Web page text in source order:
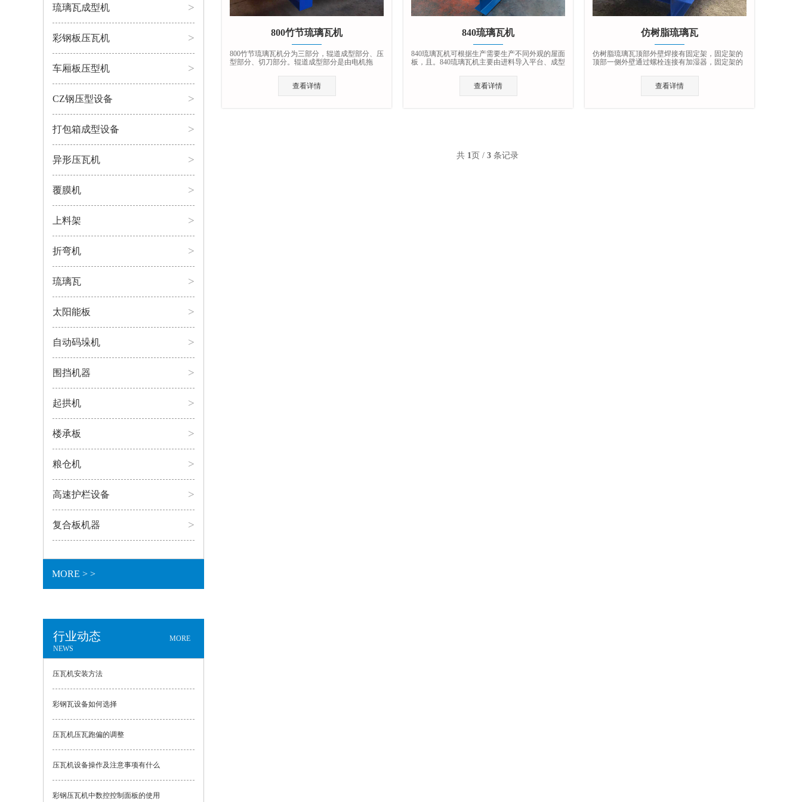
琉璃瓦成型机 >
彩钢板压瓦机 >
车厢板压型机 >
CZ钢压型设备 >
打包箱成型设备 >
异形压瓦机 >
覆膜机 >
上料架 >
折弯机 >
琉璃瓦 >
太阳能板 >
自动码垛机 >
围挡机器 >
起拱机 >
楼承板 >
粮仓机 >
高速护栏设备 >
复合板机器 >
MORE > >
行业动态
NEWS
MORE
压瓦机安装方法
彩钢瓦设备如何选择
压瓦机压瓦跑偏的调整
压瓦机设备操作及注意事项有什么
彩钢压瓦机中数控控制面板的使用
800竹节琉璃瓦机
800竹节琉璃瓦机分为三部分，辊道成型部分、压
型部分、切刀部分。辊道成型部分是由电机拖
查看详情
840琉璃瓦机
840琉璃瓦机可根据生产需要生产不同外观的屋面
板，且。840琉璃瓦机主要由进料导入平台、成型
查看详情
仿树脂琉璃瓦
仿树脂琉璃瓦顶部外壁焊接有固定架，固定架的
顶部一侧外壁通过螺栓连接有加湿器，固定架的
查看详情
共 1 页 / 3 条记录